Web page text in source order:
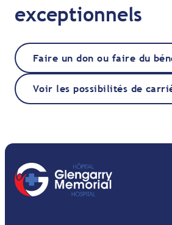
exceptionnels
Faire un don ou faire du
Voir les possibilités de